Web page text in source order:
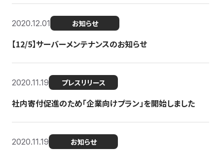
2020.12.01 お知らせ
【12/5】サーバーメンテナンスのお知らせ
2020.11.19 プレスリリース
社内寄付促進のため「企業向けプラン」を開始しました
2020.11.19 お知らせ